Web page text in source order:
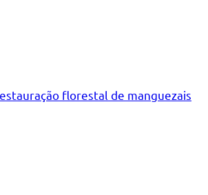
florestal de manguezais